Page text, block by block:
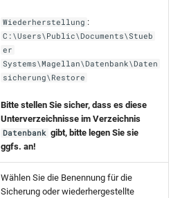
Wiederherstellung :
C:\Users\Public\Documents\Stueb
er
Systems\Magellan\Datenbank\Daten
sicherung\Restore
Bitte stellen Sie sicher, dass es diese
Unterverzeichnisse im Verzeichnis
Datenbank gibt, bitte legen Sie sie
ggfs. an!
Wählen Sie die Benennung für die
Sicherung oder wiederhergestellte